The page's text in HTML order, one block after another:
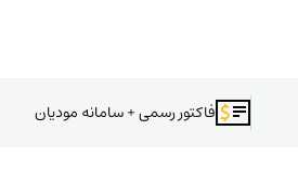
فاکتور رسمی + سامانه مودیان